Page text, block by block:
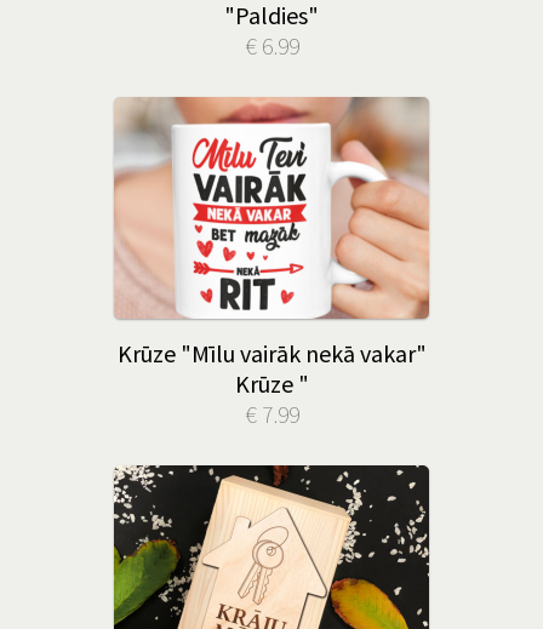
"Paldies"
€ 6.99
Krūze "Mīlu vairāk nekā vakar"
Krūze "
€ 7.99